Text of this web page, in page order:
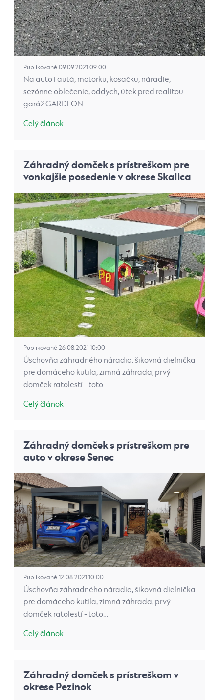
Publikované 09.09.2021 09:00
Na auto i autá, motorku, kosačku, náradie,
sezónne oblečenie, oddych, útek pred realitou…
garáž GARDEON.…
Celý článok
Záhradný domček s prístreškom pre
vonkajšie posedenie v okrese Skalica
Publikované 26.08.2021 10:00
Úschovňa záhradného náradia, šikovná dielnička
pre domáceho kutila, zimná záhrada, prvý
domček ratolestí - toto…
Celý článok
Záhradný domček s prístreškom pre
auto v okrese Senec
Publikované 12.08.2021 10:00
Úschovňa záhradného náradia, šikovná dielnička
pre domáceho kutila, zimná záhrada, prvý
domček ratolestí - toto…
Celý článok
Záhradný domček s prístreškom v
okrese Pezinok